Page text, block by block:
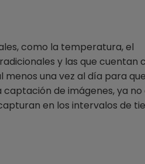
como la temperatura, el
y las que cuentan
una vez al día para
de imágenes, ya no
en los intervalos de